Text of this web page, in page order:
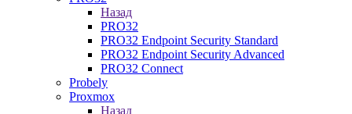
Назад
PRO32
PRO32 Endpoint Security Standard
PRO32 Endpoint Security Advanced
PRO32 Connect
Probely
Proxmox
Назад